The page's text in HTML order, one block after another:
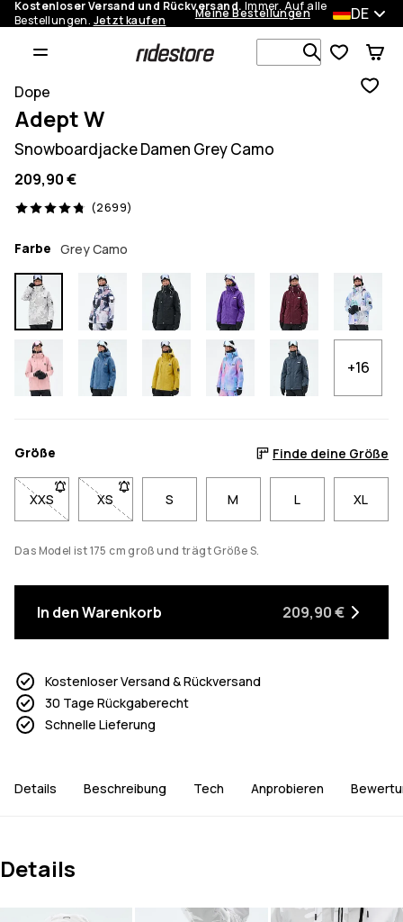
Kostenloser Versand und Rückversand. Immer. Auf alle
Bestellungen. Jetzt kaufen Meine Bestellungen DE
Dope
Adept W
Snowboardjacke Damen Grey Camo
209,90 €
(2699)
2699 Reviews, 4.8/5
Farbe Grey Camo
+16
Größe Finde deine Größe
XXS- Größe XXS nicht verfügbar. Klicke, um benachrichtigt zu
XS- Größe XS nicht verfügbar. Klicke, um
S M L XL
Das Model ist 175 cm groß und trägt Größe S.
In den Warenkorb 209,90 €
Kostenloser Versand & Rückversand
30 Tage Rückgaberecht
Schnelle Lieferung
Details Beschreibung Tech Anprobieren
Details